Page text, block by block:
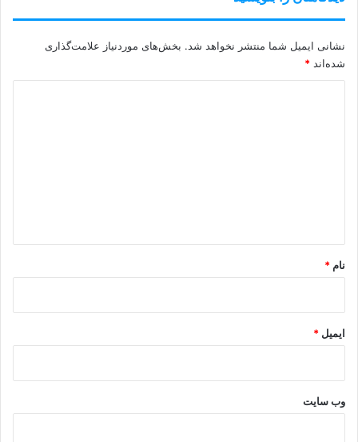
نشانی ایمیل شما منتشر نخواهد شد. بخش‌های موردنیاز علامت‌گذاری
شده‌اند *
نام *
ایمیل *
وب‌ سایت